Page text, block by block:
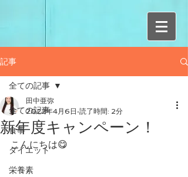
記事
全ての記事
食事
ダイエット
栄養素
全ての記事
新年度キャンペーン！
田中亜弥
2022年4月6日 読了時間: 2分
こんにちは😋